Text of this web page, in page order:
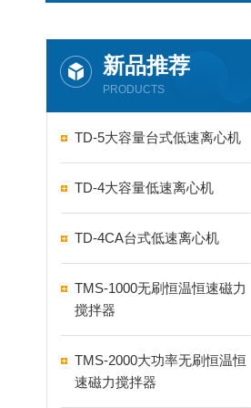
新品推荐
PRODUCTS
TD-5大容量台式低速离心机
TD-4大容量低速离心机
TD-4CA台式低速离心机
TMS-1000无刷恒温恒速磁力
搅拌器
TMS-2000大功率无刷恒温恒
速磁力搅拌器